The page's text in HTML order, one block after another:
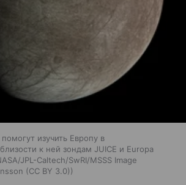
изучить Европу в
к ней зондам JUICE и Europa
JPL-Caltech/SwRI/MSSS Image
(CC BY 3.0)